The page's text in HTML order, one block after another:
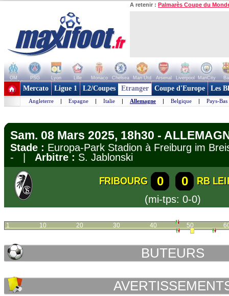
A retenir : Palmarès Coupe du
OM PSG Lyon Lille Monaco Chelsea Man Utd Arsenal Liverpool ManCity
+ de clubs
Mercato Ligue 1 L2/Coupes Etranger Coupe d'Europe Les
Angleterre | Espagne | Italie | Allemagne | Belgique | Pays-Bas
Sam. 08 Mars 2025, 18h30 -
Stade : Europa-Park Stadion à Freiburg im
- | Arbitre : S. Jablonski
FRIBOURG 0 0
RB
(mi-tps: 0-0)
1 10 20 30 40 50
BUTEURS